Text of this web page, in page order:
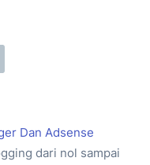
Dan Adsense
dari nol sampai